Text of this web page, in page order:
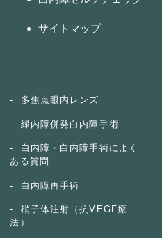
サイトマップ
多焦点眼内レンズ
緑内障併発白内障手術
白内障・白内障手術によく
ある質問
白内障再手術
硝子体注射（抗VEGF療
法）